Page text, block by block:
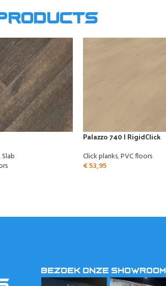
Slab
Palazzo 740 | RigidClick
Click planks,PVC floors
€53,95
BEZOEK ONZE SHOWROOM